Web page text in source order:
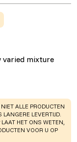
varied mixture
ALLE PRODUCTEN
LANGERE LEVERTIJD.
HET ONS WETEN,
VOOR U OP